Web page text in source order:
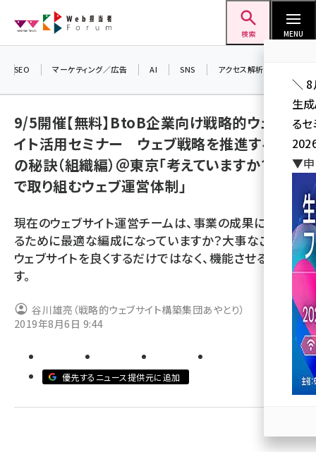
ン
検索 MENU
seo (3526)
ai (2807)
note (2312)
セミナー (2307)
meo (1275)
SEO マーケティング／広告 AI SNS アクセス解析／データ分析
9/5開催【無料】BtoB企業向け戦略的ウェブサ
イト活用セミナー ウェブ戦略を推進する４つ
の秘訣（組織編）＠東京「考えていますか？全社
で取り組むウェブ運営体制」
現在のウェブサイト運営チームは、事業の成果に貢献す
るために最適な編成になっていますか？大事なことは
ウェブサイトを良くするだけではなく、機能させることで
す。
谷川雄亮（戦略的ウェブサイト構築集団あやとり）
2019年8月6日 9:44
優先するニュース提供元に追加
＼ 8
生
る
▼申